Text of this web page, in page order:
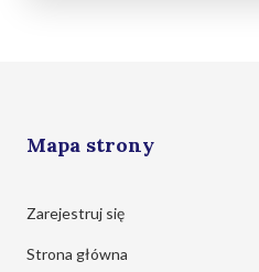
Mapa strony
Zarejestruj się
Strona główna